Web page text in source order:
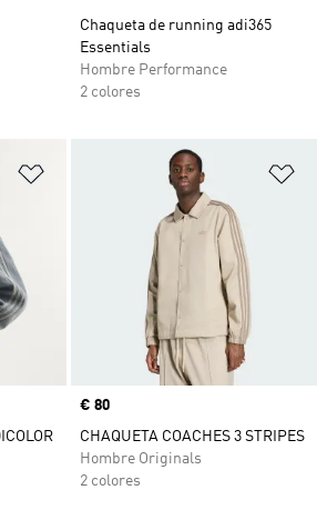
Chaqueta de running adi365
Essentials
Hombre Performance
2 colores
Añadir a la lista de deseos
Precio
€ 80
CHAQUETA COACHES 3 STRIPES
Hombre Originals
2 colores